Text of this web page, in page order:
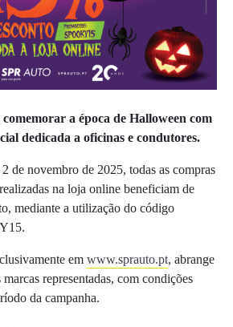
a época de Halloween com
dedicada a oficinas e condutores.
de novembro de 2025, todas as compras
na loja online beneficiam de
mediante a utilização do código
em www.sprauto.pt, abrange
marcas representadas, com condições
da campanha.